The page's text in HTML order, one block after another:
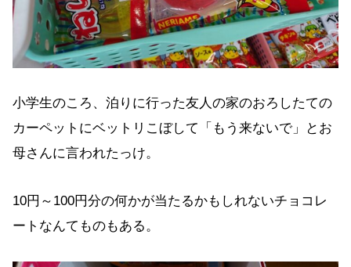
小学生のころ、泊りに行った友人の家のおろしたての
カーペットにベットリこぼして「もう来ないで」とお
母さんに言われたっけ。
10円～100円分の何かが当たるかもしれないチョコレ
ートなんてものもある。